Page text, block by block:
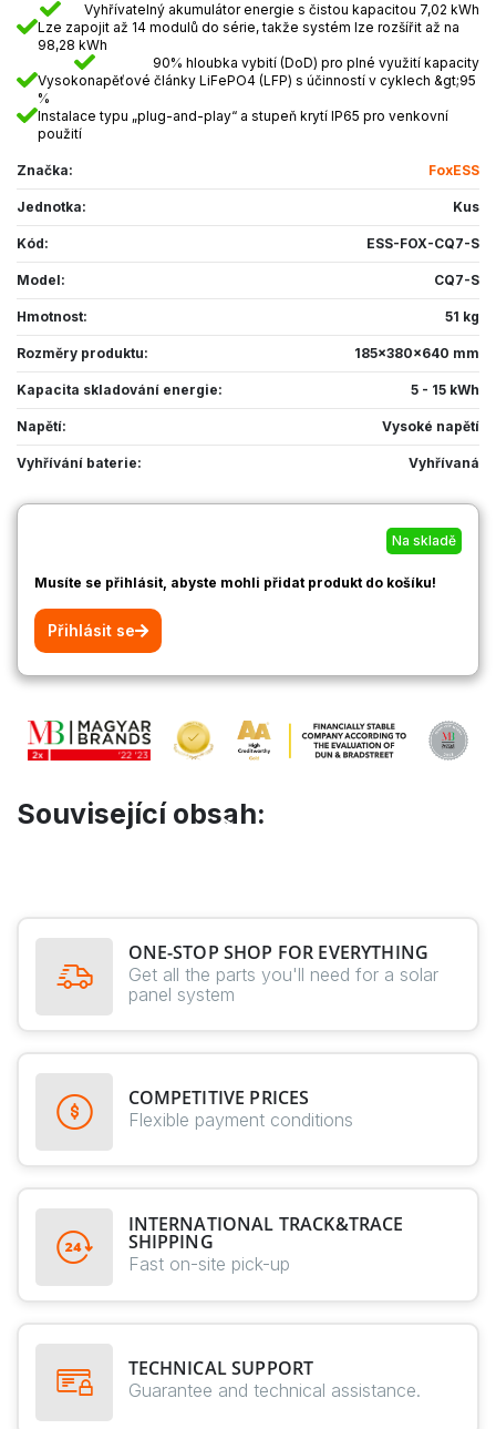
Vyhřívatelný akumulátor energie s čistou kapacitou 7,02 kWh
Lze zapojit až 14 modulů do série, takže systém lze rozšířit až na
98,28 kWh
90% hloubka vybití (DoD) pro plné využití kapacity
Vysokonapěťové články LiFePO4 (LFP) s účinností v cyklech &gt;95
%
Instalace typu „plug-and-play“ a stupeň krytí IP65 pro venkovní
použití
Značka: FoxESS
Jednotka: Kus
Kód: ESS-FOX-CQ7-S
Model: CQ7-S
Hmotnost: 51 kg
Rozměry produktu: 185x380x640 mm
Kapacita skladování energie: 5 - 15 kWh
Napětí: Vysoké napětí
Vyhřívání baterie: Vyhřívaná
Na skladě
Musíte se přihlásit, abyste mohli přidat produkt do košíku!
Přihlásit se
Související obsah:
ONE-STOP SHOP FOR EVERYTHING
Get all the parts you'll need for a solar
panel system
COMPETITIVE PRICES
Flexible payment conditions
INTERNATIONAL TRACK&TRACE
SHIPPING
Fast on-site pick-up
TECHNICAL SUPPORT
Guarantee and technical assistance.